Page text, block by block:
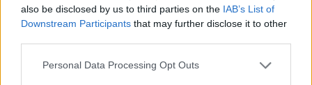
also be disclosed by us to third parties on the IAB’s List of
Downstream Participants that may further disclose it to other
Personal Data Processing Opt Outs